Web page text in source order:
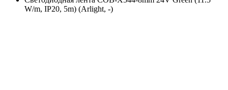
W/m, IP20, 5m) (Arlight, -)